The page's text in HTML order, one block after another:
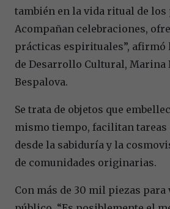
también en la vida ritual de los
Acompañan celebraciones,
prácticas espirituales”, afirmó
de Desarrollo Cultural, Marina
Bespalova.
Se trata de objetos que
mismo tiempo, facilitan tareas
desde la sabiduría y la
de comunidades originarias.
Con más de 30 mil piezas para